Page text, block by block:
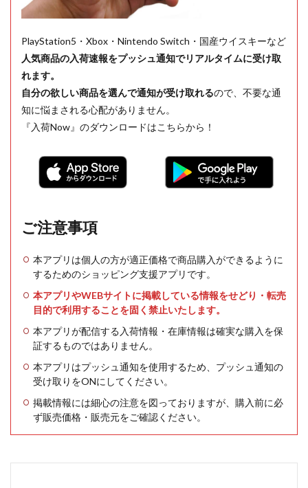
PlayStation5・Xbox・Nintendo Switch・国産ウイスキーなど
人気商品の入荷速報をプッシュ通知でリアルタイムに受け取
れます。
自分の欲しい商品を選んで通知が受け取れるので、不要な通
知に悩まされる心配がありません。
『入荷Now』のダウンロードはこちらから！
ご注意事項
本アプリは個人の方が適正価格で商品購入ができるように
するためのショッピング支援アプリです。
本アプリやWEBサイトに掲載している情報をせどり・転売
目的で利用することを固く禁止いたします。
本アプリが配信する入荷情報・在庫情報は確実な購入を保
証するものではありません。
本アプリはプッシュ通知を使用するため、プッシュ通知の
受け取りをONにしてください。
掲載情報には細心の注意を図っておりますが、購入前に必
ず販売価格・販売元をご確認ください。